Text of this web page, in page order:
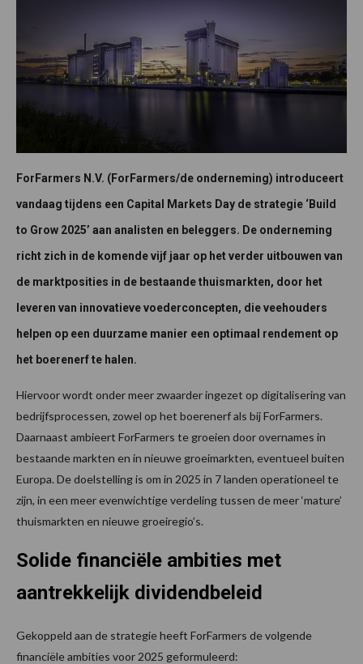
ForFarmers N.V. (ForFarmers/de onderneming) introduceert
vandaag tijdens een Capital Markets Day de strategie ‘Build
to Grow 2025’ aan analisten en beleggers. De onderneming
richt zich in de komende vijf jaar op het verder uitbouwen van
de marktposities in de bestaande thuismarkten, door het
leveren van innovatieve voederconcepten, die veehouders
helpen op een duurzame manier een optimaal rendement op
het boerenerf te halen.
Hiervoor wordt onder meer zwaarder ingezet op digitalisering van
bedrijfsprocessen, zowel op het boerenerf als bij ForFarmers.
Daarnaast ambieert ForFarmers te groeien door overnames in
bestaande markten en in nieuwe groeimarkten, eventueel buiten
Europa. De doelstelling is om in 2025 in 7 landen operationeel te
zijn, in een meer evenwichtige verdeling tussen de meer ‘mature’
thuismarkten en nieuwe groeiregio’s.
Solide financiële ambities met
aantrekkelijk dividendbeleid
Gekoppeld aan de strategie heeft ForFarmers de volgende
financiële ambities voor 2025 geformuleerd: